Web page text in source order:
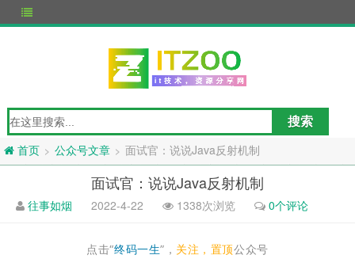
首页 > 公众号文章 > 面试官：说说Java反射机制
面试官：说说Java反射机制
往事如烟 2022-4-22 1338次浏览 0个评论
点击“终码一生”， 关注，置顶公众号